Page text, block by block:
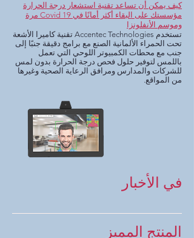
كيف يمكن أن تساعد تقنية استشعار درجة الحرارة
مؤسستك على البقاء أكثر أمانًا في Covid 19 مرة
وموسم الأنفلونزا
تستخدم Accentec Technologies تقنية كاميرا الأشعة
تحت الحمراء الألمانية الصنع مع برامج دقيقة جنبًا إلى
جنب مع محطات الكمبيوتر اللوحي التي تعمل
باللمس لتوفير حلول فحص درجة الحرارة بدون لمس
للشركات والمدارس ومرافق الرعاية الصحية وغيرها
من المواقع.
في الأخبار
المنتج المميز